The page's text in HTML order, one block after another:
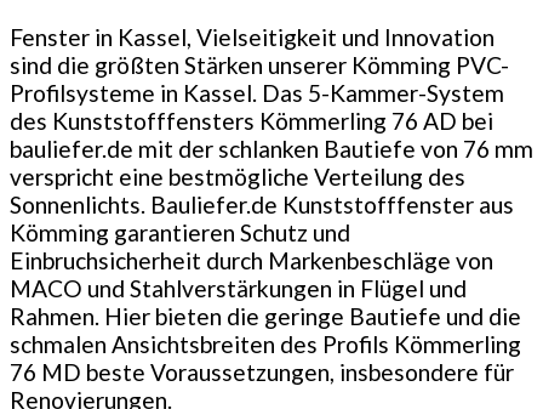
Fenster in Kassel, Vielseitigkeit und Innovation
sind die größten Stärken unserer Kömming PVC-
Profilsysteme in Kassel. Das 5-Kammer-System
des Kunststofffensters Kömmerling 76 AD bei
bauliefer.de mit der schlanken Bautiefe von 76 mm
verspricht eine bestmögliche Verteilung des
Sonnenlichts. Bauliefer.de Kunststofffenster aus
Kömming garantieren Schutz und
Einbruchsicherheit durch Markenbeschläge von
MACO und Stahlverstärkungen in Flügel und
Rahmen. Hier bieten die geringe Bautiefe und die
schmalen Ansichtsbreiten des Profils Kömmerling
76 MD beste Voraussetzungen, insbesondere für
Renovierungen.